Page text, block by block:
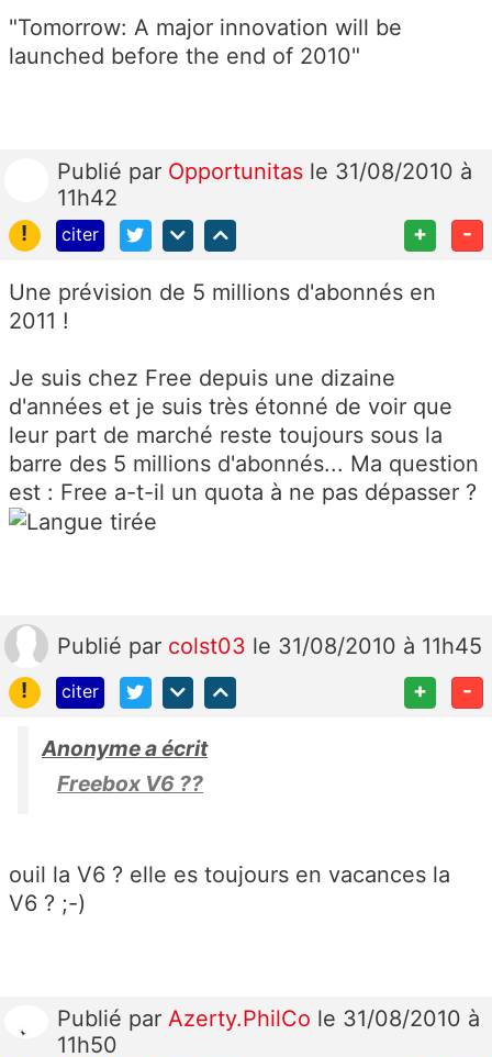
"Tomorrow: A major innovation will be
launched before the end of 2010"
Publié par Opportunitas le 31/08/2010 à
11h42
!
citer + -
Une prévision de 5 millions d'abonnés en
2011 !
Je suis chez Free depuis une dizaine
d'années et je suis très étonné de voir que
leur part de marché reste toujours sous la
barre des 5 millions d'abonnés... Ma question
est : Free a-t-il un quota à ne pas dépasser ?
Publié par colst03 le 31/08/2010 à 11h45
!
citer + -
Anonyme a écrit
Freebox V6 ??
ouil la V6 ? elle es toujours en vacances la
V6 ? ;-)
Publié par Azerty.PhilCo le 31/08/2010 à
11h50